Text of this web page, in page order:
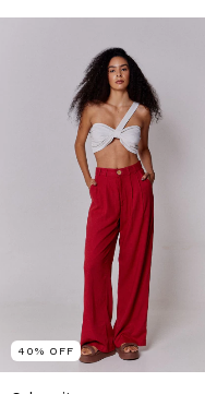
40% OFF